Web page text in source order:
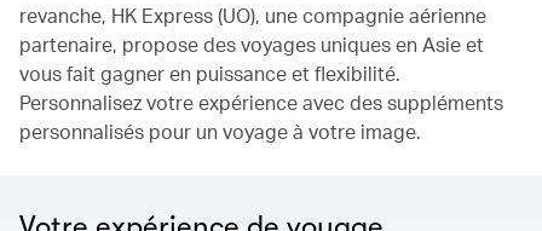
revanche, HK Express (UO), une compagnie aérienne
partenaire, propose des voyages uniques en Asie et
vous fait gagner en puissance et flexibilité.
Personnalisez votre expérience avec des suppléments
personnalisés pour un voyage à votre image.